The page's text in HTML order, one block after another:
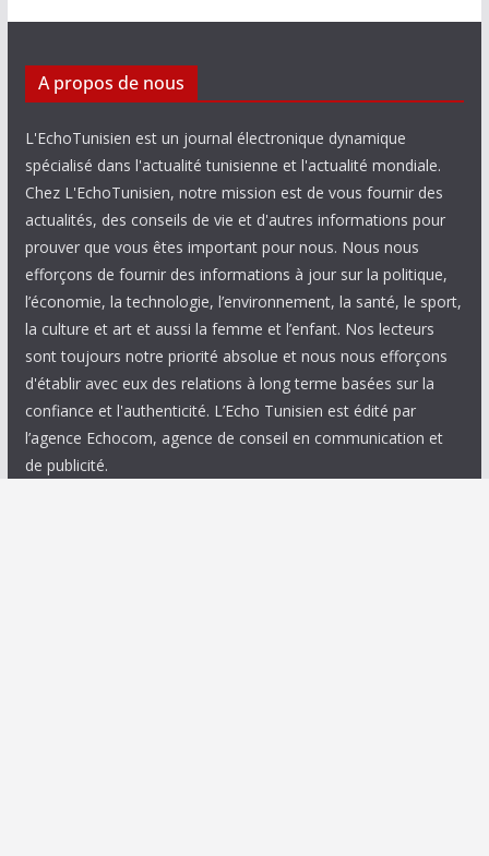
A propos de nous
L'EchoTunisien est un journal électronique dynamique
spécialisé dans l'actualité tunisienne et l'actualité mondiale.
Chez L'EchoTunisien, notre mission est de vous fournir des
actualités, des conseils de vie et d'autres informations pour
prouver que vous êtes important pour nous. Nous nous
efforçons de fournir des informations à jour sur la politique,
l’économie, la technologie, l’environnement, la santé, le sport,
la culture et art et aussi la femme et l’enfant. Nos lecteurs
sont toujours notre priorité absolue et nous nous efforçons
d'établir avec eux des relations à long terme basées sur la
confiance et l'authenticité. L’Echo Tunisien est édité par
l’agence Echocom, agence de conseil en communication et
de publicité.